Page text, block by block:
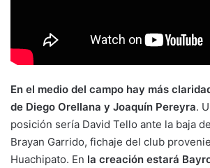
En el medio del campo hay más
de Diego Orellana y Joaquín Pereyra.
posición sería David Tello ante la baja
Brayan Garrido, fichaje del club
Huachipato. En la creación estará